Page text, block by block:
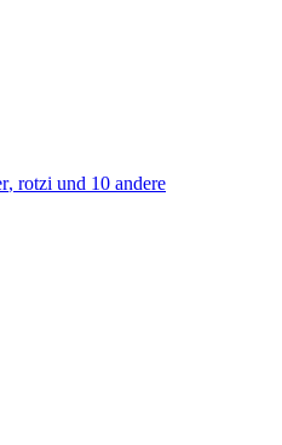
, rotzi und 10 andere